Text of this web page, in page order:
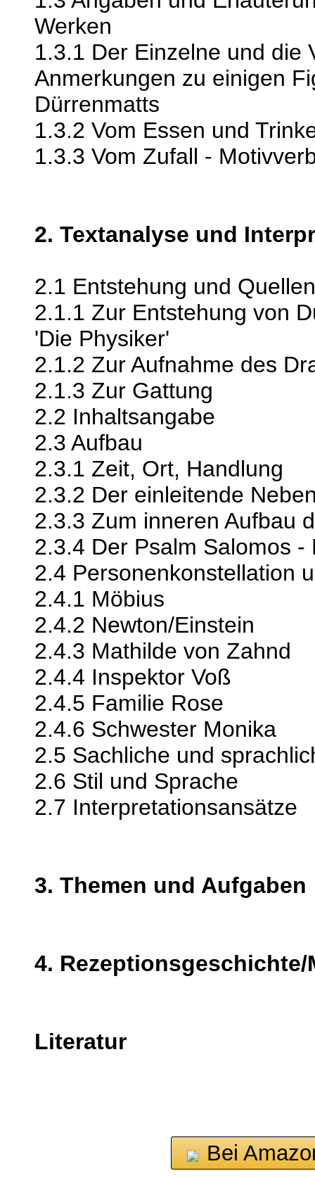
Werken
1.3.1 Der Einzelne und die
Anmerkungen zu einigen
Dürrenmatts
1.3.2 Vom Essen und
1.3.3 Vom Zufall -
2. Textanalyse und
2.1 Entstehung und Quellen
2.1.1 Zur Entstehung von
'Die Physiker'
2.1.2 Zur Aufnahme des
2.1.3 Zur Gattung
2.2 Inhaltsangabe
2.3 Aufbau
2.3.1 Zeit, Ort, Handlung
2.3.2 Der einleitende
2.3.3 Zum inneren Aufbau
2.3.4 Der Psalm Salomos
2.4 Personenkonstellation
2.4.1 Möbius
2.4.2 Newton/Einstein
2.4.3 Mathilde von Zahnd
2.4.4 Inspektor Voß
2.4.5 Familie Rose
2.4.6 Schwester Monika
2.5 Sachliche und
2.6 Stil und Sprache
2.7 Interpretationsansätze
3. Themen und Aufgaben
4. Rezeptionsgeschichte/
Literatur
Bei